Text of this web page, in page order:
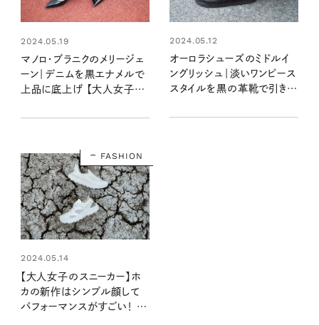
2024.05.19
マノロ・ブラニクのメリージェ
ーン｜デニムを黒エナメルで
上品に底上げ 【大人女子の
2024.05.12
オーロラシューズのミドルイ
ングリッシュ｜淡いワンピース
スタイルを黒の革靴で引き締
れ】
FASHION
2024.05.14
【大人女子のスニーカー】ホ
カの新作はシンプル顔して
パフォーマンスがすごい！ 山